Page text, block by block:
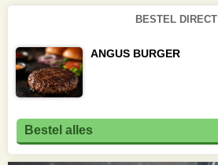
BESTEL DIRECT
ANGUS BURGER
Bestel alles